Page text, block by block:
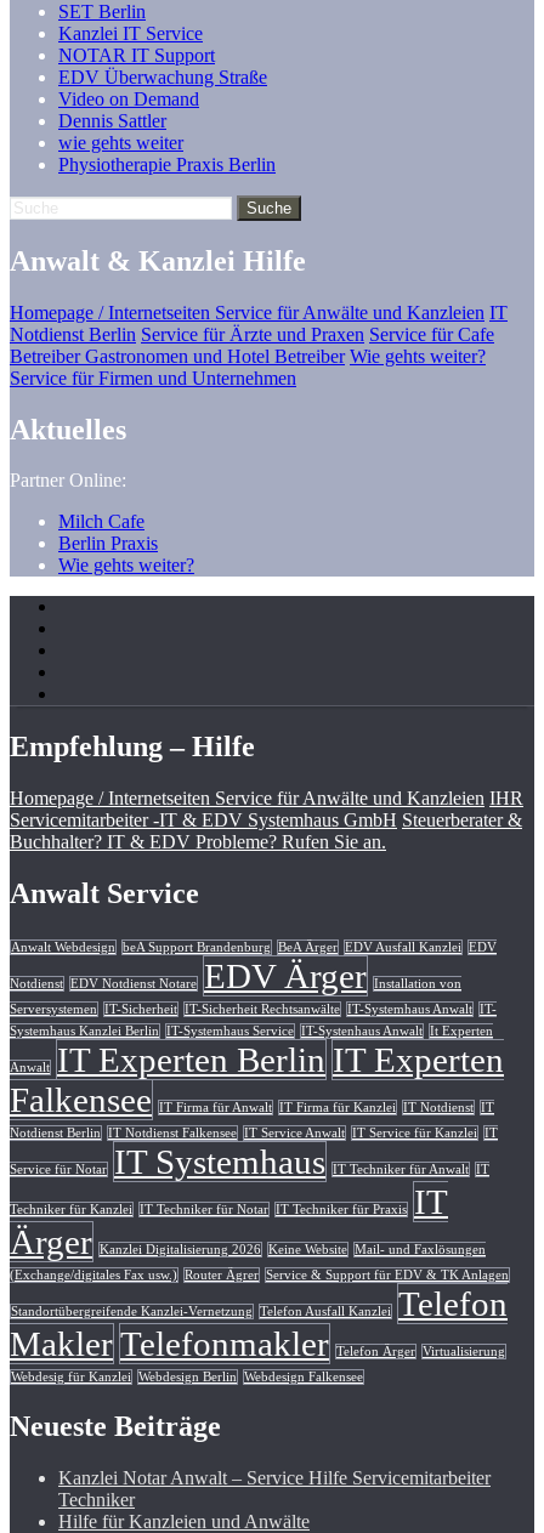
SET Berlin
Kanzlei IT Service
NOTAR IT Support
EDV Überwachung Straße
Video on Demand
Dennis Sattler
wie gehts weiter
Physiotherapie Praxis Berlin
Anwalt & Kanzlei Hilfe
Homepage / Internetseiten Service für Anwälte und Kanzleien IT
Notdienst Berlin Service für Ärzte und Praxen Service für Cafe
Betreiber Gastronomen und Hotel Betreiber Wie gehts weiter?
Service für Firmen und Unternehmen
Aktuelles
Partner Online:
Milch Cafe
Berlin Praxis
Wie gehts weiter?
Empfehlung – Hilfe
Homepage / Internetseiten Service für Anwälte und Kanzleien IHR
Servicemitarbeiter -IT & EDV Systemhaus GmbH Steuerberater &
Buchhalter? IT & EDV Probleme? Rufen Sie an.
Anwalt Service
Anwalt Webdesign beA Support Brandenburg BeA Ärger EDV Ausfall Kanzlei EDV
Notdienst EDV Notdienst Notare EDV Ärger Installation von
Serversystemen
IT-Sicherheit IT-Sicherheit Rechtsanwälte IT-Systemhaus Anwalt IT-
Systemhaus Kanzlei Berlin
IT-Systemhaus Service IT-Systenhaus Anwalt It Experten
Anwalt IT Experten Berlin IT Experten
Falkensee
IT Firma für Anwalt IT Firma für Kanzlei IT Notdienst IT
Notdienst Berlin
IT Notdienst Falkensee IT Service Anwalt IT Service für Kanzlei IT
Service für Notar IT Systemhaus IT Techniker für Anwalt IT
Techniker für Kanzlei IT Techniker für Notar IT Techniker für Praxis
IT
Ärger Kanzlei Digitalisierung 2026 Keine Website Mail- und Faxlösungen
(Exchange/digitales Fax usw.) Router Ägrer Service & Support für EDV & TK Anlagen
Standortübergreifende Kanzlei-Vernetzung Telefon Ausfall Kanzlei
Telefon
MaklerTelefonmakler Telefon Ärger Virtualisierung
Webdesig für Kanzlei
Webdesign Berlin Webdesign Falkensee
Neueste Beiträge
Kanzlei Notar Anwalt – Service Hilfe Servicemitarbeiter
Techniker
Hilfe für Kanzleien und Anwälte